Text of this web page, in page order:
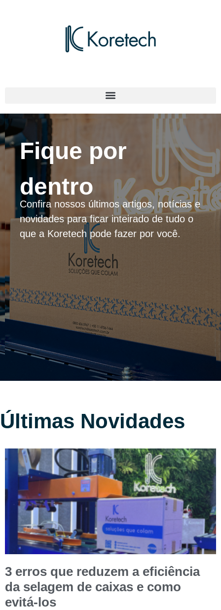
Fique por
dentro
Confira nossos últimos artigos, notícias e
novidades para ficar inteirado de tudo o
que a Koretech pode fazer por você.
Últimas Novidades
3 erros que reduzem a eficiência
da selagem de caixas e como
evitá-los